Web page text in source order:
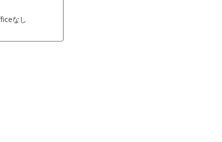
なし